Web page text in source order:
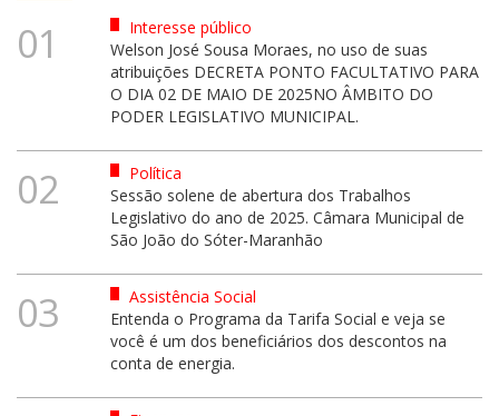
01
Interesse público
Welson José Sousa Moraes, no uso de suas
atribuições DECRETA PONTO FACULTATIVO PARA
O DIA 02 DE MAIO DE 2025NO ÂMBITO DO
PODER LEGISLATIVO MUNICIPAL.
02
Política
Sessão solene de abertura dos Trabalhos
Legislativo do ano de 2025. Câmara Municipal de
São João do Sóter-Maranhão
03
Assistência Social
Entenda o Programa da Tarifa Social e veja se
você é um dos beneficiários dos descontos na
conta de energia.